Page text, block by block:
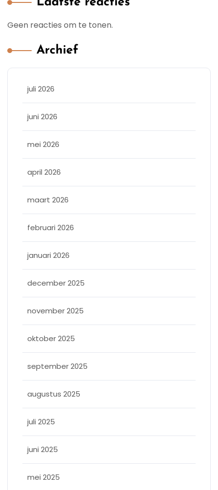
Geen reacties om te tonen.
Archief
juli 2026
juni 2026
mei 2026
april 2026
maart 2026
februari 2026
januari 2026
december 2025
november 2025
oktober 2025
september 2025
augustus 2025
juli 2025
juni 2025
mei 2025